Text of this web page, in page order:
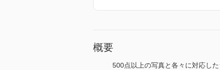
概要
500点以上の写真と各々に対応し